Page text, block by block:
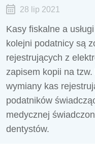
28 lip 2021
Kasy fiskalne a
kolejni podatnicy są
rejestrujących z
zapisem kopii na
wymiany kas
podatników
medycznej
dentystów.